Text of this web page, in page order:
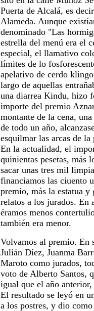
Puerta de Alcalá, es
Alameda. Aunque
denominado "Las
estrella del menú era el
especial, el llamativo
límites de lo
apelativo de cerdo
largo de aquellas
una diarrea Kindu, hizo
importe del premio
montante de la cena,
de todo un año,
esquilmar las arcas de
En la actualidad, el
quinientas pesetas, más
sacar unas tres mil
financiamos las ciuento
premio, más la estatua
relatos a los jurados. En
éramos menos
también era menor.
Volvamos al premio. En
Julián Díez, Juanma
Maroto como jurados,
voto de Alberto Santos,
igual que el año
El resultado se leyó en
a los postres, y dio